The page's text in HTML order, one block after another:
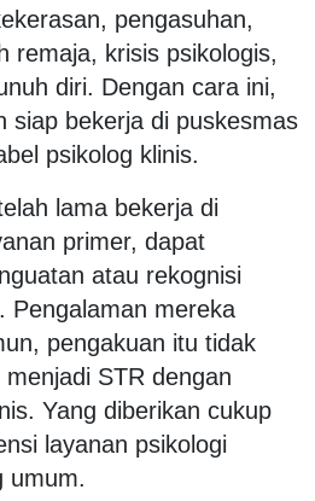
pengasuhan,
remaja, krisis psikologis,
diri. Dengan cara ini,
siap bekerja di puskesmas
psikolog klinis.
lama bekerja di
primer, dapat
atau rekognisi
Pengalaman mereka
pengakuan itu tidak
STR dengan
Yang diberikan cukup
layanan psikologi
umum.